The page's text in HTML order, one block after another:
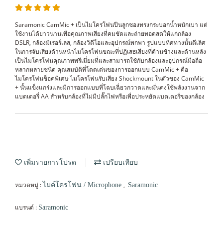
Saramonic CamMic + เป็นไมโครโฟนปืนลูกซองทรงกระบอกน้ำหนักเบา แต่
ใช้งานได้ยาวนานเพื่อคุณภาพเสียงที่คมชัดและถ่ายทอดสดให้แก่กล้อง
DSLR, กล้องมิเรอร์เลส, กล้องวิดีโอและอุปกรณ์พกพา รูปแบบทิศทางนั้นดีเลิศ
ในการจับเสียงด้านหน้าไมโครโฟนขณะที่ปฏิเสธเสียงที่ด้านข้างและด้านหลัง
เป็นไมโครโฟนคุณภาพพรีเมี่ยมที่และสามารถใช้กับกล้องและอุปกรณ์มือถือ
หลากหลายชนิด คุณสมบัติที่โดดเด่นของการออกแบบ CamMic + คือ
ไมโครโฟนช็อคพิเศษ ไมโครโฟนรับเสียง Shockmount ในตัวของ CamMic
+ นั้นแข็งแกร่งและมีการออกแบบที่โฉบเฉี่ยวกวาดและมั่นคงใช้พลังงานจาก
แบตเตอรี่ AA สำหรับกล้องที่ไม่มีปลั๊กไฟหรือเพื่อประหยัดแบตเตอรี่ของกล้อง
เพิ่มรายการโปรด เปรียบเทียบ
หมวดหมู่ :ไมค์โครโฟน / Microphone , Saramonic
แบรนด์ : Saramonic